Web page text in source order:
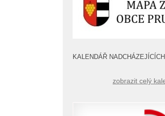
KALENDÁŘ
zobrazit celý